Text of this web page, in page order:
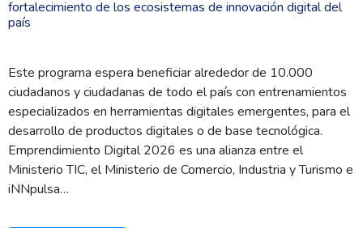
fortalecimiento de los ecosistemas de innovación digital del
país
Este programa espera beneficiar alrededor de 10.000
ciudadanos y ciudadanas de todo el país con entrenamientos
especializados en herramientas digitales emergentes, para el
desarrollo de productos digitales o de base tecnológica.
Emprendimiento Digital 2026 es una alianza entre el
Ministerio TIC, el Ministerio de Comercio, Industria y Turismo e
iNNpulsa…